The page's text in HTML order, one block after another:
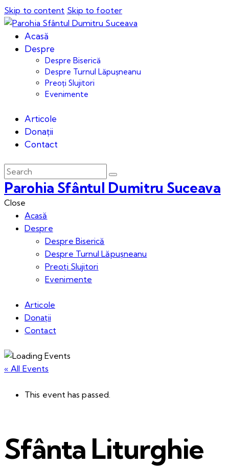
Skip to content Skip to footer
Acasă
Despre
Despre Biserică
Despre Turnul Lăpușneanu
Preoți Slujitori
Evenimente
Articole
Donații
Contact
Parohia Sfântul Dumitru Suceava
Close
Acasă
Despre
Despre Biserică
Despre Turnul Lăpușneanu
Preoți Slujitori
Evenimente
Articole
Donații
Contact
« All Events
This event has passed.
Sfânta Liturghie